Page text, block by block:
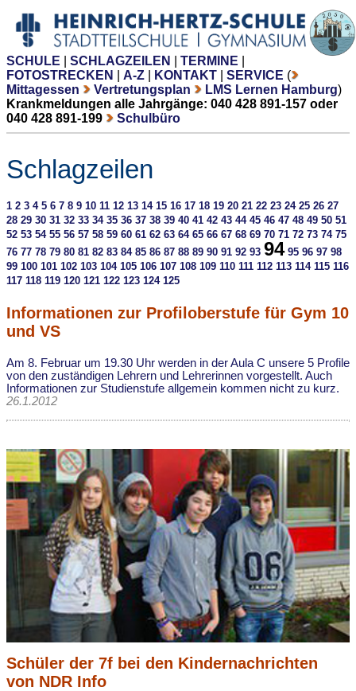
SCHULE SCHLAGZEILEN TERMINE
FOTOSTRECKEN
A-Z KONTAKT SERVICE (
Mittagessen
Vertretungsplan LMS Lernen Hamburg)
Krankmeldungen alle Jahrgänge: 040 428 891-157 oder
040 428 891-199
Schulbüro
Schlagzeilen
1 2 3 4 5 6 7 8 9 10 11 12 13 14 15 16 17 18 19 20 21 22 23 24 25 26 27
28 29 30 31 32 33 34 35 36 37 38 39 40 41 42 43 44 45 46 47 48 49 50 51
52 53 54 55 56 57 58 59 60 61 62 63 64 65 66 67 68 69 70 71 72 73 74 75
76 77 78 79 80 81 82 83 84 85 86 87 88 89 90 91 92 93 94 95 96 97 98
99 100 101 102 103 104 105 106 107 108 109 110 111 112 113 114 115 116
117 118 119 120 121 122 123 124 125
Informationen zur Profiloberstufe für Gym 10
und VS
Am 8. Februar um 19.30 Uhr werden in der Aula C unsere 5 Profile
von den zuständigen Lehrern und Lehrerinnen vorgestellt. Auch
Informationen zur Studienstufe allgemein kommen nicht zu kurz.
26.1.2012
Schüler der 7f bei den Kindernachrichten
von NDR Info